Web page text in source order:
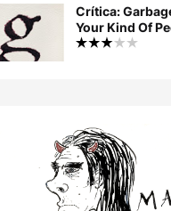
Crítica:
Your Kind Of